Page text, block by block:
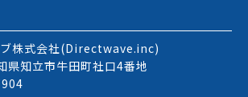
株式会社(Directwave.inc)
知立市牛田町社口4番地